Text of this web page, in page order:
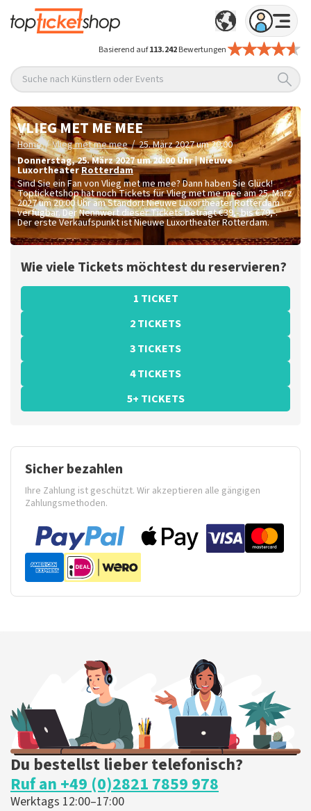
Basierend auf113.242Bewertungen
Suche nach Künstlern oder Events
VLIEG MET ME MEE
Home / Vlieg met me mee / 25. März 2027 um 20:00
Donnerstag,25. März 2027 um 20:00Uhr|Nieuwe
LuxortheaterRotterdam
Sind Sie ein Fan von Vlieg met me mee? Dann haben Sie Glück!
Topticketshop hat noch Tickets für Vlieg met me mee am 25. März
2027 um 20:00 Uhr am Standort Nieuwe Luxortheater Rotterdam
verfügbar. Der Nennwert dieser Tickets beträgt€39,- bis €79,-.
Der erste Verkaufspunkt ist Nieuwe Luxortheater Rotterdam.
Wie viele Tickets möchtest du reservieren?
1 TICKET
2 TICKETS
3 TICKETS
4 TICKETS
5+ TICKETS
Sicher bezahlen
Ihre Zahlung ist geschützt. Wir akzeptieren alle gängigen
Zahlungsmethoden.
Du bestellst lieber telefonisch?
Ruf an +49 (0)2821 7859 978
Werktags 12:00–17:00